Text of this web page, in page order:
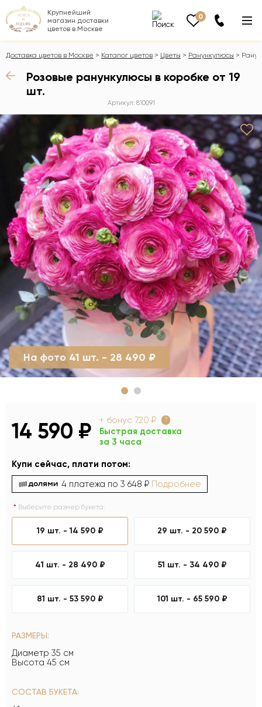
Крупнейший
магазин доставки
цветов в Москве
0
Доставка цветов в Москве Каталог цветов Цветы Ранункулюсы
Розовые ранункулюсы в коробке от 19
шт.
Артикул: 810091
На фото 41 шт. - 28 490 ₽
14 590 ₽ + бонус 720 ₽ ?
Быстрая доставка
за 3 часа
Купи сейчас, плати потом:
4 платежа по 3 648 ₽ Подробнее
Выберите размер букета:
19 шт. -14 590 ₽ 29 шт. - 20 590 ₽
41 шт. - 28 490 ₽ 51 шт. - 34 490 ₽
81 шт. - 53 590 ₽ 101 шт. - 65 590 ₽
РАЗМЕРЫ:
Диаметр 35 см
Высота 45 см
СОСТАВ БУКЕТА: